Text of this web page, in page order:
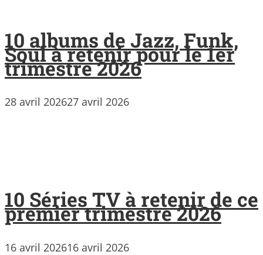
10 albums de Jazz, Funk,
Soul à retenir pour le 1er
trimestre 2026
28 avril 202627 avril 2026
10 Séries TV à retenir de ce
premier trimestre 2026
16 avril 202616 avril 2026